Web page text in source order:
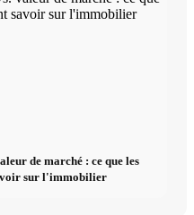
de marché : ce que les
sur l'immobilier